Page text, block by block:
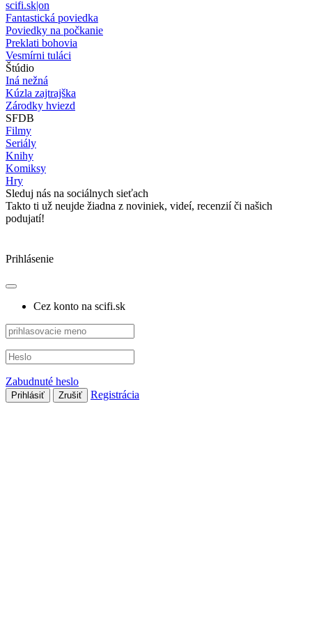
scifi.sk|on
Fantastická poviedka
Poviedky na počkanie
Preklati bohovia
Vesmírni tuláci
Štúdio
Iná nežná
Kúzla zajtrajška
Zárodky hviezd
SFDB
Filmy
Seriály
Knihy
Komiksy
Hry
Sleduj nás na sociálnych sieťach
Takto ti už neujde žiadna z noviniek, videí, recenzií či našich
podujatí!
Prihlásenie
Cez konto na scifi.sk
Zabudnuté heslo
Prihlásiť Zrušiť Registrácia